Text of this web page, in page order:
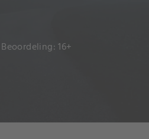
Beoordeling: 16+